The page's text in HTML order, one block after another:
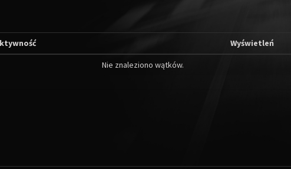
Wyświetleń
Nie znaleziono wątków.